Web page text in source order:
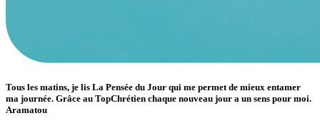
Tous les matins, je lis La Pensée du Jour qui me permet de mieux entamer
ma journée. Grâce au TopChrétien chaque nouveau jour a un sens pour moi.
Aramatou